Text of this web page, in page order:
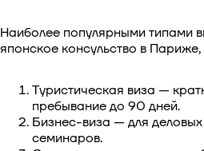
Наиболее популярными типами
японское консульство в Париже,
Туристическая виза —
пребывание до 90 дней.
Бизнес-виза — для деловых
семинаров.